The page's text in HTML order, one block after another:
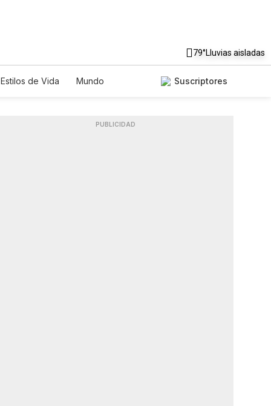
79°Lluvias aisladas
Estilos de Vida
Mundo
Suscriptores
PUBLICIDAD